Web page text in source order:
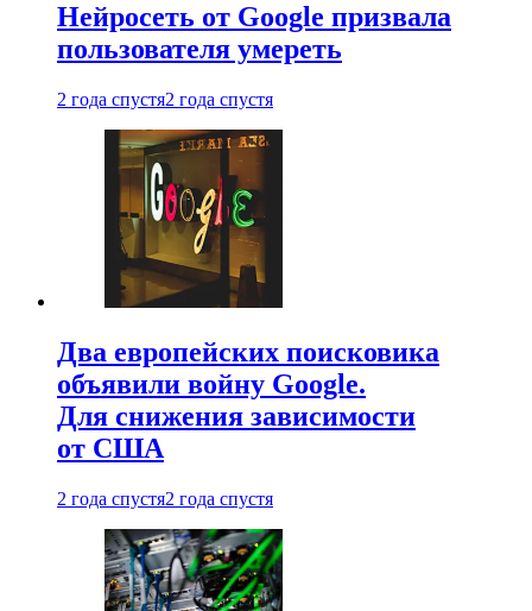
Нейросеть от Google призвала
пользователя умереть
2 года спустя2 года спустя
Два европейских поисковика
объявили войну Google.
Для снижения зависимости
от США
2 года спустя2 года спустя